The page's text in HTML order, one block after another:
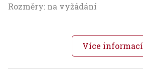
Rozměry: na vyžádání
Více informací